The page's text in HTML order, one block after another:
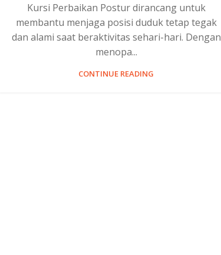
Kursi Perbaikan Postur dirancang untuk
membantu menjaga posisi duduk tetap tegak
dan alami saat beraktivitas sehari-hari. Dengan
menopa...
CONTINUE READING